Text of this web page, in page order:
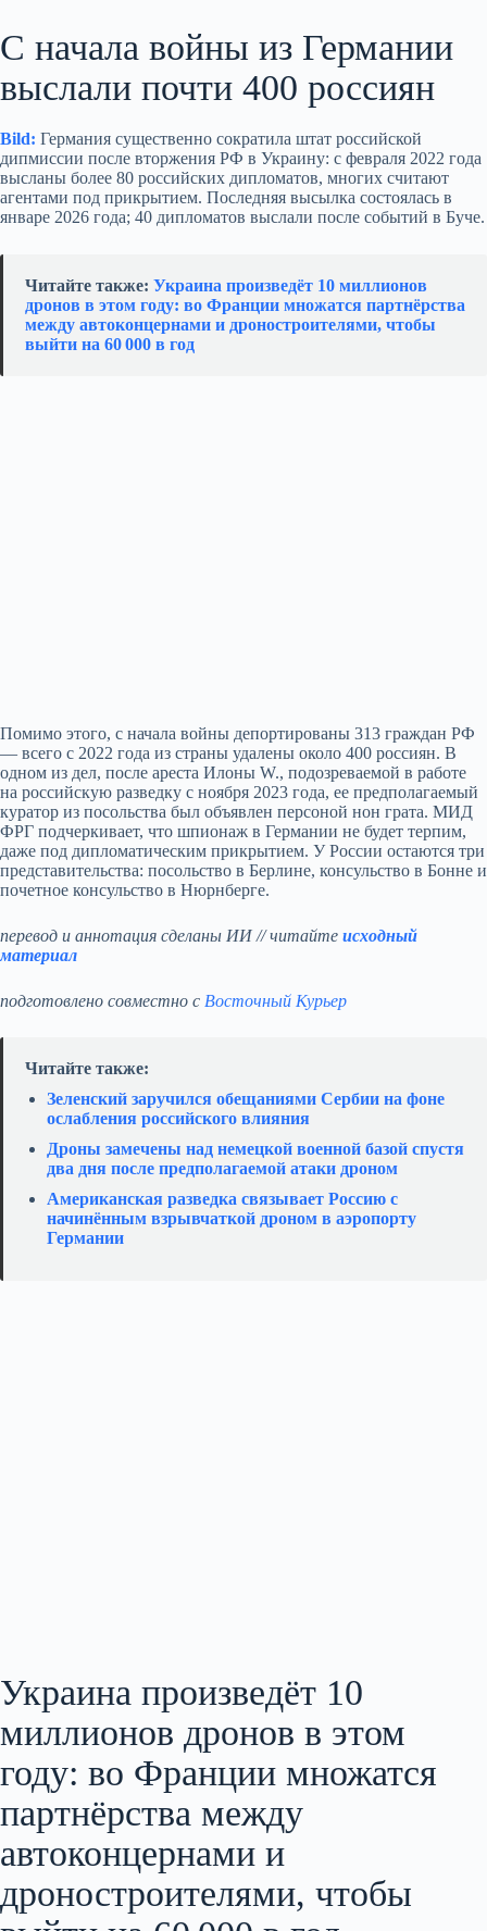
С начала войны из Германии
выслали почти 400 россиян
Bild: Германия существенно сократила штат российской
дипмиссии после вторжения РФ в Украину: с февраля 2022 года
высланы более 80 российских дипломатов, многих считают
агентами под прикрытием. Последняя высылка состоялась в
январе 2026 года; 40 дипломатов выслали после событий в Буче.
Читайте также: Украина произведёт 10 миллионов
дронов в этом году: во Франции множатся партнёрства
между автоконцернами и дроностроителями, чтобы
выйти на 60 000 в год
Помимо этого, с начала войны депортированы 313 граждан РФ
— всего с 2022 года из страны удалены около 400 россиян. В
одном из дел, после ареста Илоны W., подозреваемой в работе
на российскую разведку с ноября 2023 года, ее предполагаемый
куратор из посольства был объявлен персоной нон грата. МИД
ФРГ подчеркивает, что шпионаж в Германии не будет терпим,
даже под дипломатическим прикрытием. У России остаются три
представительства: посольство в Берлине, консульство в Бонне и
почетное консульство в Нюрнберге.
перевод и аннотация сделаны ИИ // читайте исходный
материал
подготовлено совместно с Восточный Курьер
Читайте также:
Зеленский заручился обещаниями Сербии на фоне
ослабления российского влияния
Дроны замечены над немецкой военной базой спустя
два дня после предполагаемой атаки дроном
Американская разведка связывает Россию с
начинённым взрывчаткой дроном в аэропорту
Германии
Украина произведёт 10
миллионов дронов в этом
году: во Франции множатся
партнёрства между
автоконцернами и
дроностроителями, чтобы